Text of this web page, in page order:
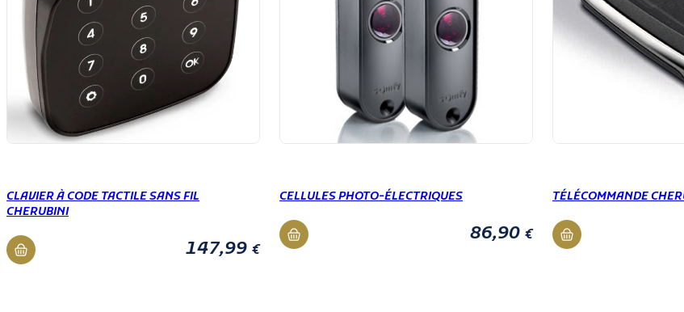
CLAVIER À CODE TACTILE SANS FIL
CHERUBINI
147,99 €
CELLULES PHOTO-ÉLECTRIQUES
86,90 €
TÉLÉCOMMANDE